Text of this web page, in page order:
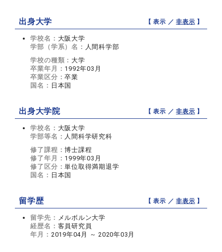
出身大学 【 表示 ／非表示 】
学校名： 大阪大学
学部（学系）名： 人間科学部
学校の種類： 大学
卒業年月： 1992年03月
卒業区分：卒業
国名： 日本国
出身大学院 【 表示 ／非表示 】
学校名： 大阪大学
学部等名： 人間科学研究科
修了課程：博士課程
修了年月： 1999年03月
修了区分：単位取得満期退学
国名： 日本国
留学歴 【 表示 ／非表示 】
留学先： メルボルン大学
経歴名： 客員研究員
年月： 2019年04月 ～ 2020年03月